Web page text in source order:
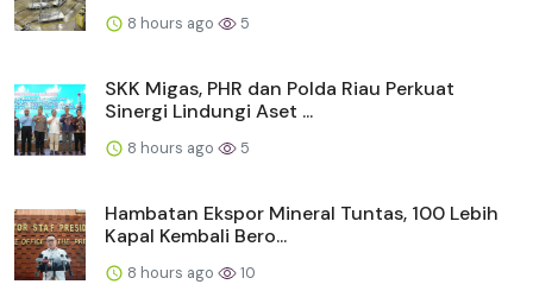
8 hours ago 5
SKK Migas, PHR dan Polda Riau Perkuat
Sinergi Lindungi Aset ...
8 hours ago 5
Hambatan Ekspor Mineral Tuntas, 100 Lebih
Kapal Kembali Bero...
8 hours ago 10